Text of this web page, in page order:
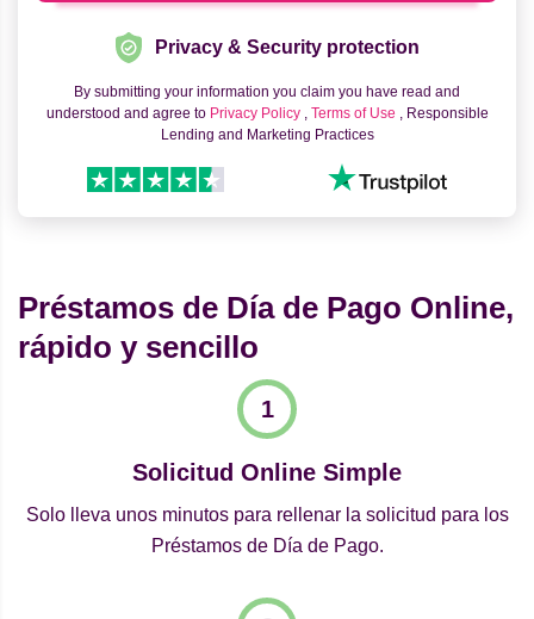
Privacy & Security protection
By submitting your information you claim you have read and
understood and agree to Privacy Policy , Terms of Use , Responsible
Lending and Marketing Practices
Préstamos de Día de Pago Online,
rápido y sencillo
Solicitud Online Simple
Solo lleva unos minutos para rellenar la solicitud para los
Préstamos de Día de Pago.